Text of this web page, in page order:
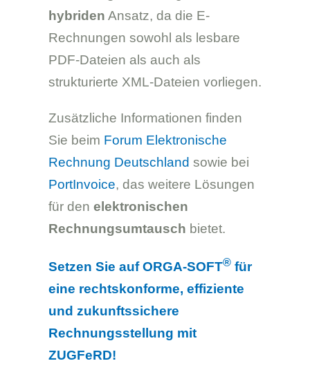
hybriden Ansatz, da die E-
Rechnungen sowohl als lesbare
PDF-Dateien als auch als
strukturierte XML-Dateien vorliegen.
Zusätzliche Informationen finden
Sie beim Forum Elektronische
Rechnung Deutschland sowie bei
PortInvoice, das weitere Lösungen
für den elektronischen
Rechnungsumtausch bietet.
Setzen Sie auf ORGA-SOFT®für
eine rechtskonforme, effiziente
und zukunftssichere
Rechnungsstellung mit
ZUGFeRD!